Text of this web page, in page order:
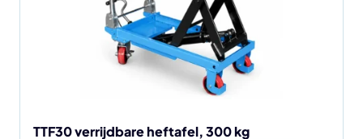
TTF30 verrijdbare heftafel, 300 kg